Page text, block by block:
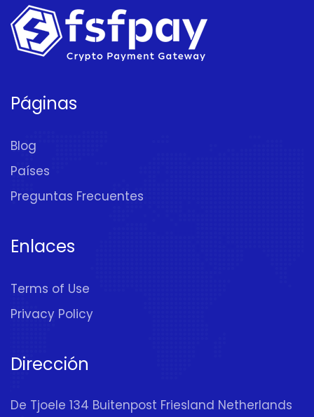
Páginas
Blog
Países
Preguntas Frecuentes
Enlaces
Terms of Use
Privacy Policy
Dirección
De Tjoele 134 Buitenpost Friesland Netherlands